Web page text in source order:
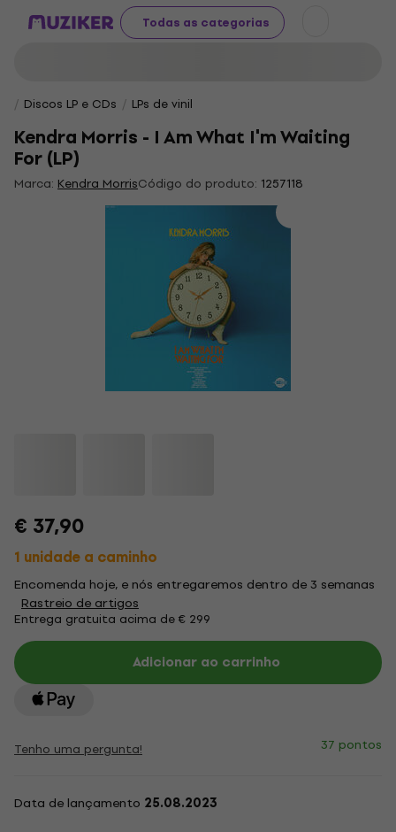
Todas as categorias
Discos LP e CDs LPs de vinil
Kendra Morris - I Am What I'm Waiting
For (LP)
Marca: Kendra MorrisCódigo do produto: 1257118
€ 37,90
1 unidade a caminho
Encomenda hoje, e nós entregaremos dentro de 3 semanas
Rastreio de artigos
Entrega gratuita acima de € 299
Adicionar ao carrinho
Tenho uma pergunta! 37 pontos
Data de lançamento 25.08.2023